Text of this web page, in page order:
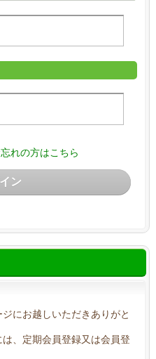
れの方はこちら
ン
にお越しいただきありがと
、定期会員登録又は会員登